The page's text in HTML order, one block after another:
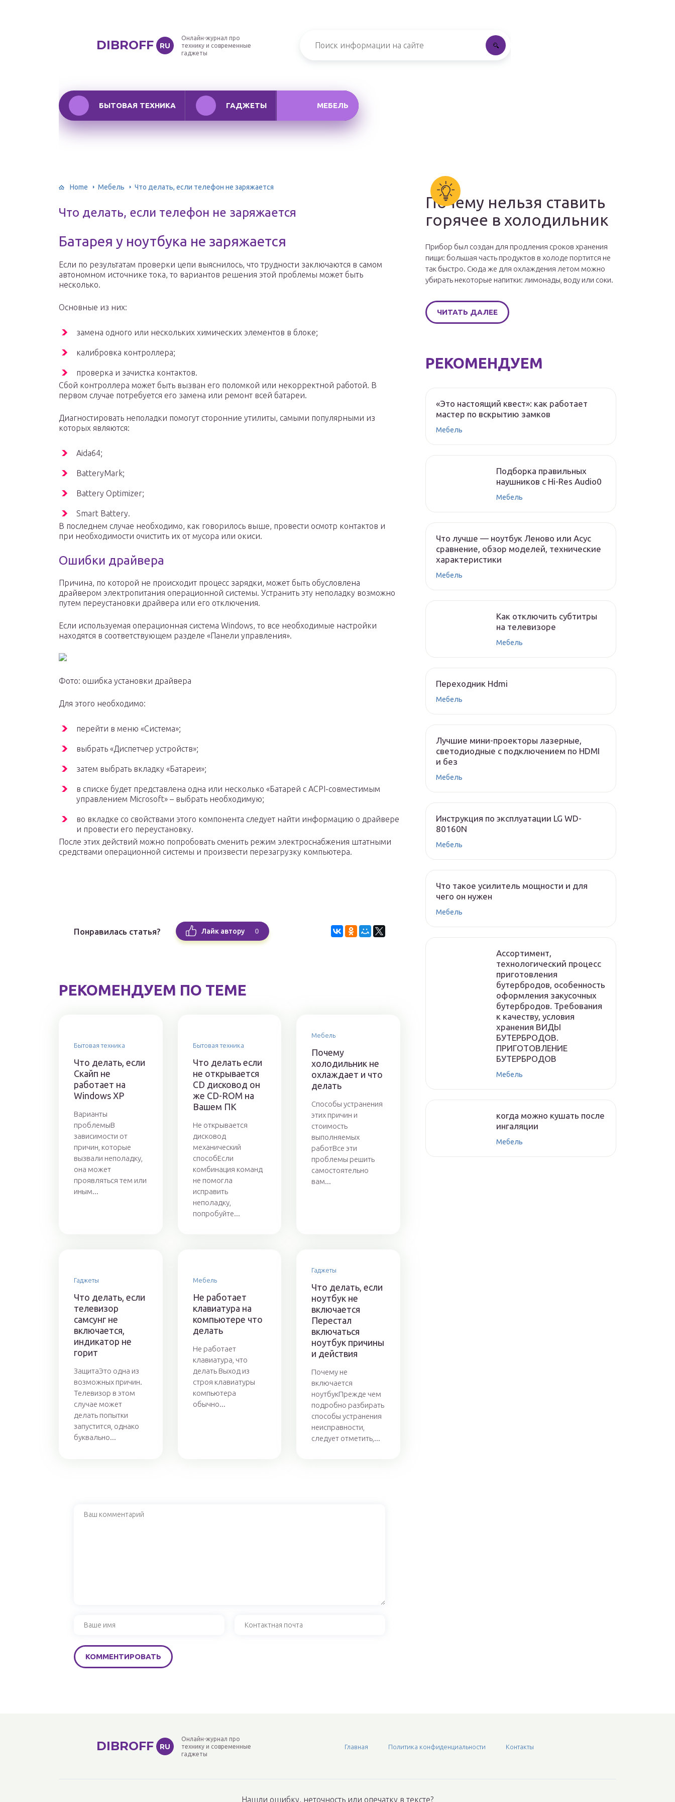
DIBROFF RU
Онлайн-журнал про
технику и современные
гаджеты
БЫТОВАЯ ТЕХНИКА ГАДЖЕТЫ МЕБЕЛЬ
Home Мебель Что делать, если телефон не заряжается
Что делать, если телефон не заряжается
Батарея у ноутбука не заряжается
Если по результатам проверки цепи выяснилось, что трудности заключаются в самом
автономном источнике тока, то вариантов решения этой проблемы может быть
несколько.
Основные из них:
замена одного или нескольких химических элементов в блоке;
калибровка контроллера;
проверка и зачистка контактов.
Сбой контроллера может быть вызван его поломкой или некорректной работой. В
первом случае потребуется его замена или ремонт всей батареи.
Диагностировать неполадки помогут сторонние утилиты, самыми популярными из
которых являются:
Aida64;
BatteryMark;
Battery Optimizer;
Smart Battery.
В последнем случае необходимо, как говорилось выше, провести осмотр контактов и
при необходимости очистить их от мусора или окиси.
Ошибки драйвера
Причина, по которой не происходит процесс зарядки, может быть обусловлена
драйвером электропитания операционной системы. Устранить эту неполадку возможно
путем переустановки драйвера или его отключения.
Если используемая операционная система Windows, то все необходимые настройки
находятся в соответствующем разделе «Панели управления».
Фото: ошибка установки драйвера
Для этого необходимо:
перейти в меню «Система»;
выбрать «Диспетчер устройств»;
затем выбрать вкладку «Батареи»;
в списке будет представлена одна или несколько «Батарей с ACPI-совместимым
управлением Microsoft» – выбрать необходимую;
во вкладке со свойствами этого компонента следует найти информацию о драйвере
и провести его переустановку.
После этих действий можно попробовать сменить режим электроснабжения штатными
средствами операционной системы и произвести перезагрузку компьютера.
Понравилась статья? Лайк автору 0
РЕКОМЕНДУЕМ ПО ТЕМЕ
Бытовая техника
Что делать, если
Скайп не
работает на
Windows XP
Варианты
проблемыВ
зависимости от
причин, которые
вызвали неполадку,
она может
проявляться тем или
иным...
Бытовая техника
Что делать если
не открывается
CD дисковод он
же CD-ROM на
Вашем ПК
Не открывается
дисковод
механический
способЕсли
комбинация команд
не помогла
исправить
неполадку,
попробуйте...
Мебель
Почему
холодильник не
охлаждает и что
делать
Способы устранения
этих причин и
стоимость
выполняемых
работВсе эти
проблемы решить
самостоятельно
вам...
Гаджеты
Что делать, если
телевизор
самсунг не
включается,
индикатор не
горит
ЗащитаЭто одна из
возможных причин.
Телевизор в этом
случае может
делать попытки
запустится, однако
буквально...
Мебель
Не работает
клавиатура на
компьютере что
делать
Не работает
клавиатура, что
делать Выход из
строя клавиатуры
компьютера
обычно...
Гаджеты
Что делать, если
ноутбук не
включается
Перестал
включаться
ноутбук причины
и действия
Почему не
включается
ноутбукПрежде чем
подробно разбирать
способы устранения
неисправности,
следует отметить,...
Почему нельзя ставить
горячее в холодильник
Прибор был создан для продления сроков хранения
пищи: большая часть продуктов в холоде портится не
так быстро. Сюда же для охлаждения летом можно
убирать некоторые напитки: лимонады, воду или соки.
ЧИТАТЬ ДАЛЕЕ
РЕКОМЕНДУЕМ
«Это настоящий квест»: как работает
мастер по вскрытию замков
Мебель
Подборка правильных
наушников с Hi-Res Audio0
Мебель
Что лучше — ноутбук Леново или Асус
сравнение, обзор моделей, технические
характеристики
Мебель
Как отключить субтитры
на телевизоре
Мебель
Переходник Hdmi
Мебель
Лучшие мини-проекторы лазерные,
светодиодные с подключением по HDMI
и без
Мебель
Инструкция по эксплуатации LG WD-
80160N
Мебель
Что такое усилитель мощности и для
чего он нужен
Мебель
Ассортимент,
технологический процесс
приготовления
бутербродов, особенность
оформления закусочных
бутербродов. Требования
к качеству, условия
хранения ВИДЫ
БУТЕРБРОДОВ.
ПРИГОТОВЛЕНИЕ
БУТЕРБРОДОВ
Мебель
когда можно кушать после
ингаляции
Мебель
DIBROFF RU
Онлайн-журнал про
технику и современные
гаджеты
Главная Политика конфиденциальности Контакты
Нашли ошибку, неточность или опечатку в тексте?